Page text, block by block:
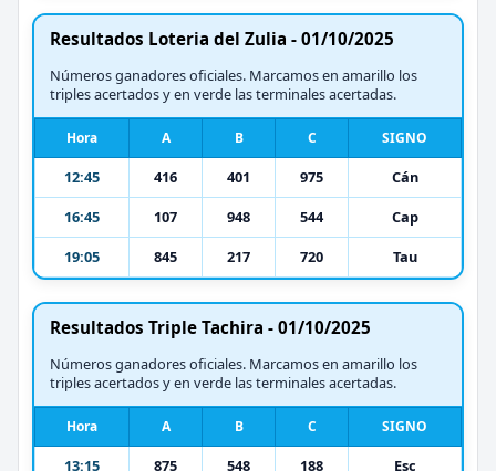
Resultados Loteria del Zulia - 01/10/2025
Números ganadores oficiales. Marcamos en amarillo los
triples acertados y en verde las terminales acertadas.
Hora A B C SIGNO
12:45 416 401 975
Cán
16:45
107 948 544
Cap
19:05
845 217 720 Tau
Resultados Triple Tachira - 01/10/2025
Números ganadores oficiales. Marcamos en amarillo los
triples acertados y en verde las terminales acertadas.
Hora A B C SIGNO
13:15 875 548 188
Esc